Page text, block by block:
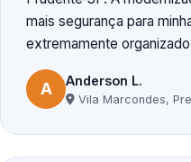
mais segurança para
extremamente
A Anderson L.
Vila Marcondes,